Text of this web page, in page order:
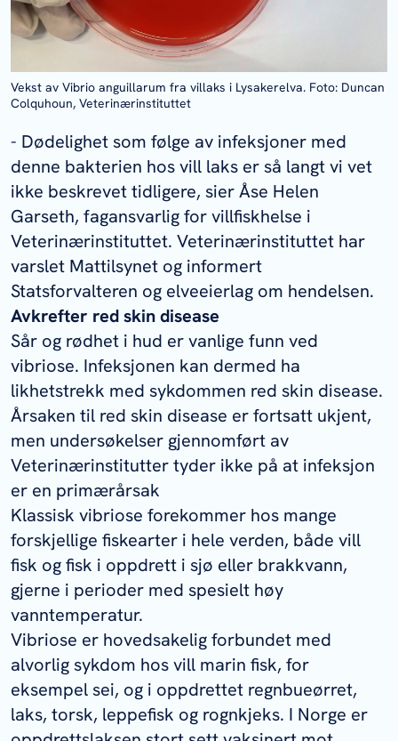
Vekst av Vibrio anguillarum fra villaks i Lysakerelva. Foto: Duncan
Colquhoun, Veterinærinstituttet
- Dødelighet som følge av infeksjoner med
denne bakterien hos vill laks er så langt vi vet
ikke beskrevet tidligere, sier Åse Helen
Garseth, fagansvarlig for villfiskhelse i
Veterinærinstituttet. Veterinærinstituttet har
varslet Mattilsynet og informert
Statsforvalteren og elveeierlag om hendelsen.
Avkrefter red skin disease
Sår og rødhet i hud er vanlige funn ved
vibriose. Infeksjonen kan dermed ha
likhetstrekk med sykdommen red skin disease.
Årsaken til red skin disease er fortsatt ukjent,
men undersøkelser gjennomført av
Veterinærinstitutter tyder ikke på at infeksjon
er en primærårsak
Klassisk vibriose forekommer hos mange
forskjellige fiskearter i hele verden, både vill
fisk og fisk i oppdrett i sjø eller brakkvann,
gjerne i perioder med spesielt høy
vanntemperatur.
Vibriose er hovedsakelig forbundet med
alvorlig sykdom hos vill marin fisk, for
eksempel sei, og i oppdrettet regnbueørret,
laks, torsk, leppefisk og rognkjeks. I Norge er